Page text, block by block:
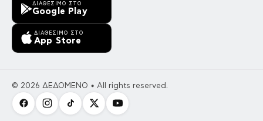
ΔΙΑΘΈΣΙΜΟ ΣΤΟ
Google Play
ΔΙΑΘΈΣΙΜΟ ΣΤΟ
App Store
© 2026 ΔΕΔΟΜΕΝΟ • All rights reserved.